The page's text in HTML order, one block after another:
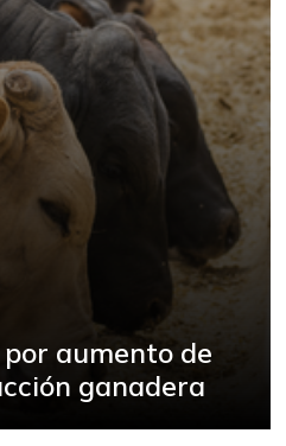
aumento de
ganadera